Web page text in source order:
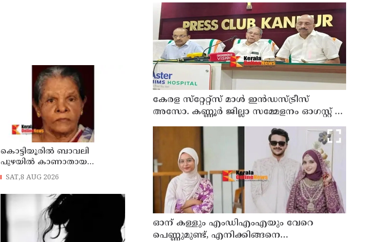
കൊട്ടിയൂരിൽ ബാവലി
പുഴയിൽ കാണാതായ
വയോധികയുടെ മൃതദേഹം
SAT,8 AUG 2026
കേരള സ്‌റ്റേറ്റ്സ് മാൾ ഇൻഡസ്ട്രീസ്
അസോ. കണ്ണൂർ ജില്ലാ സമ്മേളനം ഓഗസ്റ്റ് 11
ന് കണ്ണൂരിൽ
ഓന് കള്ളും എംഡിഎംഎയും വേറെ
പെണ്ണുമുണ്ട്, എനിക്കിങ്ങനെ